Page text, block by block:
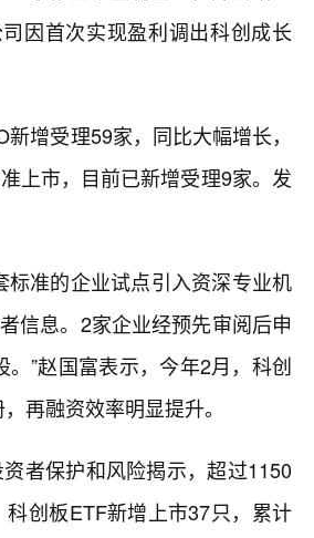
因首次实现盈利调出科创成长
增受理59家，同比大幅增长，
上市，目前已新增受理9家。发
准的企业试点引入资深专业机
信息。2家企业经预先审阅后申
”赵国富表示，今年2月，科创
再融资效率明显提升。
者保护和风险揭示，超过1150
创板ETF新增上市37只，累计